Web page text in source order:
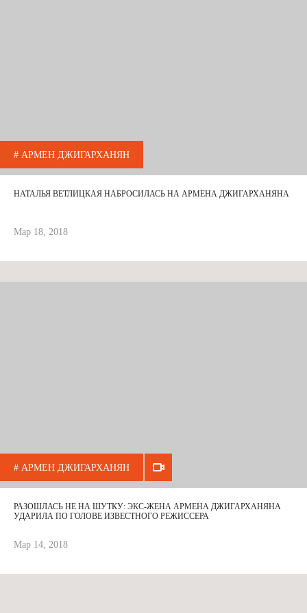
# АРМЕН ДЖИГАРХАНЯН
НАТАЛЬЯ ВЕТЛИЦКАЯ НАБРОСИЛАСЬ НА АРМЕНА ДЖИГАРХАНЯНА
Мар 18, 2018
# АРМЕН ДЖИГАРХАНЯН
РАЗОШЛАСЬ НЕ НА ШУТКУ: ЭКС-ЖЕНА АРМЕНА ДЖИГАРХАНЯНА
УДАРИЛА ПО ГОЛОВЕ ИЗВЕСТНОГО РЕЖИССЕРА
Мар 14, 2018